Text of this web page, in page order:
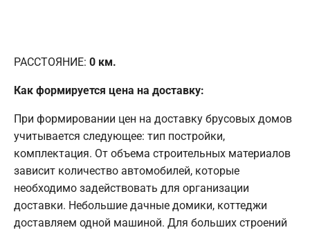
РАССТОЯНИЕ: 0 км.
Как формируется цена на доставку:
При формировании цен на доставку брусовых домов
учитывается следующее: тип постройки,
комплектация. От объема строительных материалов
зависит количество автомобилей, которые
необходимо задействовать для организации
доставки. Небольшие дачные домики, коттеджи
доставляем одной машиной. Для больших строений